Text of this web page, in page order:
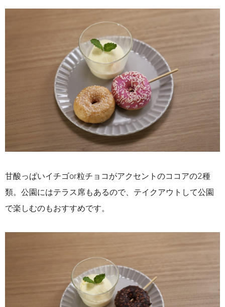
甘酸っぱいイチゴor粒チョコがアクセントのココアの2種
類。公園にはテラス席もあるので、 テイクアウトして公園
で楽しむのもおすすめです。